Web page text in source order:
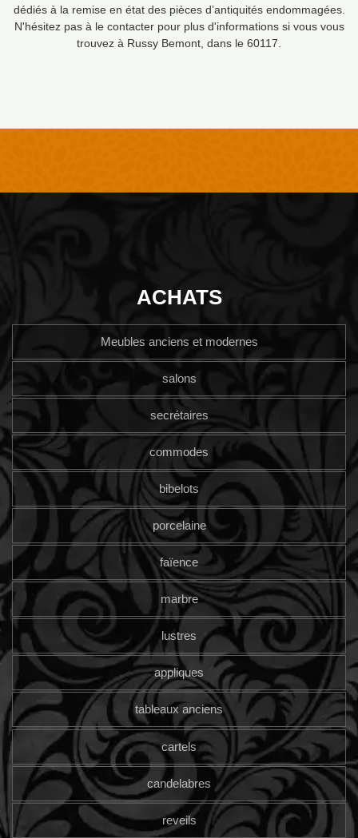
dédiés à la remise en état des pièces d’antiquités endommagées.
N'hésitez pas à le contacter pour plus d'informations si vous vous
trouvez à Russy Bemont, dans le 60117.
ACHATS
Meubles anciens et modernes
salons
secrétaires
commodes
bibelots
porcelaine
faïence
marbre
lustres
appliques
tableaux anciens
cartels
candelabres
reveils